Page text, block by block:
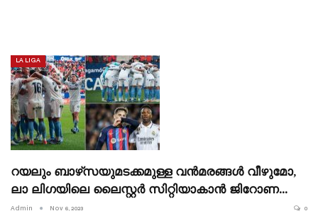
LA LIGA
റയലും ബാഴ്‌സയുമടക്കമുള്ള വൻമരങ്ങൾ വീഴുമോ,
ലാ ലിഗയിലെ ലൈസ്റ്റർ സിറ്റിയാകാൻ ജിറോണ…
Admin Nov 6, 2023 0